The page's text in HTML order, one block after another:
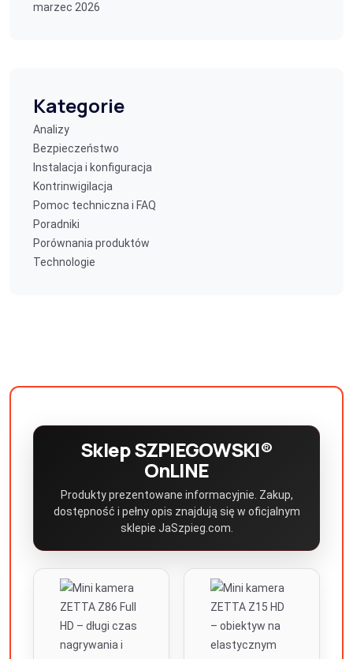
marzec 2026
Kategorie
Analizy
Bezpieczeństwo
Instalacja i konfiguracja
Kontrinwigilacja
Pomoc techniczna i FAQ
Poradniki
Porównania produktów
Technologie
Sklep SZPIEGOWSKI®
OnLINE
Produkty prezentowane informacyjnie. Zakup,
dostępność i pełny opis znajdują się w oficjalnym
sklepie JaSzpieg.com.